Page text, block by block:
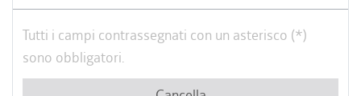
Tutti i campi contrassegnati con un asterisco (*)
sono obbligatori.